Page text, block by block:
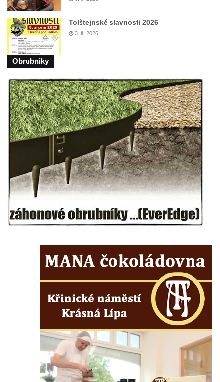
Márnice na hřbitově v Lužici
Kostel svatého Martina v Kozlech
Márnice na hřbitově v Kozlech
Vesnický kostel v Reinhardtsdorfu
Kaple v Oparnu
Protestantský (evangelicko-luterský) kostel
Crostau
Kaple Nanebevstoupení Panny Marie ve
Svitavě
Výklenková kaple Piety ve Svojkově
Kostel Nejsvětější Trojice ve Velenicích
Kostel svatého Vavřince v Okounově
Kostel svatých Petra a Pavla v Semilech
Kostel Nanebevzetí Panny Marie (St. Mariä
Himmelfahrt) v Schirgiswalde
Kostel svaté Máří Magdaleny u hradu
Kaple Olivetské hory pod věží kostela
svatého Michaela Archanděla v Bochově
Mildeova kaple pod Ortelem
Kostel Zvěstování Panny Marie v Duchcově
Výklenková kaple v Teplické ulici u stadionu
Evangelický kostel v Duchcově
Kostel svatých Petra a Pavla v Jeníkově
Kaple svaté Anny v Jeníkově
Tolštejnské slavnosti 2026
3. 8. 2026
Obrubniky